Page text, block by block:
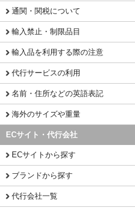
通関・関税について
輸入禁止・制限品目
輸入品を利用する際の注意
代行サービスの利用
名前・住所などの英語表記
海外のサイズや重量
ECサイト・代行会社
ECサイトから探す
ブランドから探す
代行会社一覧